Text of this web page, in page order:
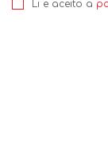
Li e aceito a